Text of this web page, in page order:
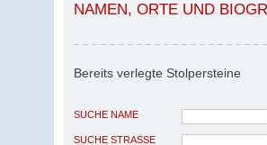
NAMEN, ORTE UND
Bereits verlegte Stolpersteine
SUCHE NAME
SUCHE STRASSE